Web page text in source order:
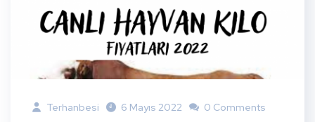
Terhanbesi 6 Mayıs 2022 0 Comments